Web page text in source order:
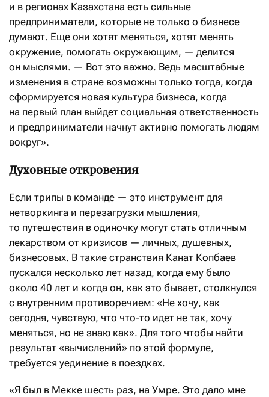
и в регионах Казахстана есть сильные
предприниматели, которые не только о бизнесе
думают. Еще они хотят меняться, хотят менять
окружение, помогать окружающим, — делится
он мыслями. — Вот это важно. Ведь масштабные
изменения в стране возможны только тогда, когда
сформируется новая культура бизнеса, когда
на первый план выйдет социальная ответственность
и предприниматели начнут активно помогать людям
вокруг».
Духовные откровения
Если трипы в команде — это инструмент для
нетворкинга и перезагрузки мышления,
то путешествия в одиночку могут стать отличным
лекарством от кризисов — личных, душевных,
бизнесовых. В такие странствия Канат Копбаев
пускался несколько лет назад, когда ему было
около 40 лет и когда он, как это бывает, столкнулся
с внутренним противоречием: «Не хочу, как
сегодня, чувствую, что что-то идет не так, хочу
меняться, но не знаю как». Для того чтобы найти
результат «вычислений» по этой формуле,
требуется уединение в поездках.
«Я был в Мекке шесть раз, на Умре. Это дало мне